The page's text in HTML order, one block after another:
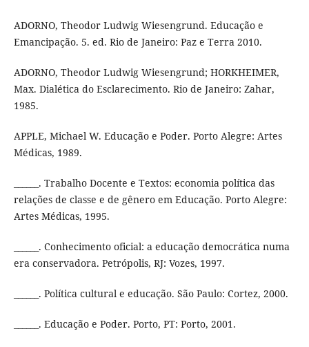
ADORNO, Theodor Ludwig Wiesengrund. Educação e
Emancipação. 5. ed. Rio de Janeiro: Paz e Terra 2010.
ADORNO, Theodor Ludwig Wiesengrund; HORKHEIMER,
Max. Dialética do Esclarecimento. Rio de Janeiro: Zahar,
1985.
APPLE, Michael W. Educação e Poder. Porto Alegre: Artes
Médicas, 1989.
______. Trabalho Docente e Textos: economia política das
relações de classe e de gênero em Educação. Porto Alegre:
Artes Médicas, 1995.
______. Conhecimento oficial: a educação democrática numa
era conservadora. Petrópolis, RJ: Vozes, 1997.
______. Política cultural e educação. São Paulo: Cortez, 2000.
______. Educação e Poder. Porto, PT: Porto, 2001.